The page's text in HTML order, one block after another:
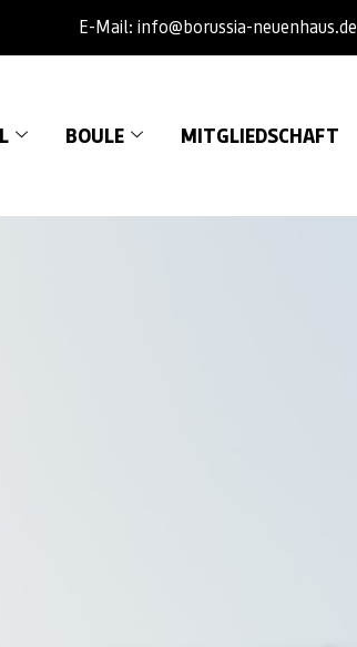
E-Mail: info@borussia-neuenhaus.de
BOULE MITGLIEDSCHAFT